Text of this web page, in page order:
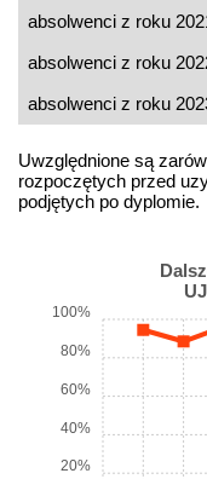
absolwenci z roku
absolwenci z roku
absolwenci z roku
Uwzględnione są
rozpoczętych przed
podjętych po dyplomie.
20%
40%
60%
80%
100%